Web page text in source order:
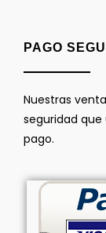
PAGO
Nuestras
seguridad que
pago.